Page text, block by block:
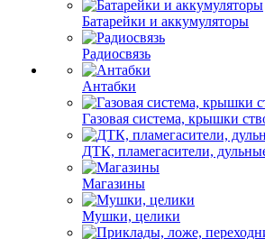
Батарейки и аккумуляторы
Радиосвязь
Антабки
Газовая система, крышки
ДТК, пламегасители,
Магазины
Мушки, целики